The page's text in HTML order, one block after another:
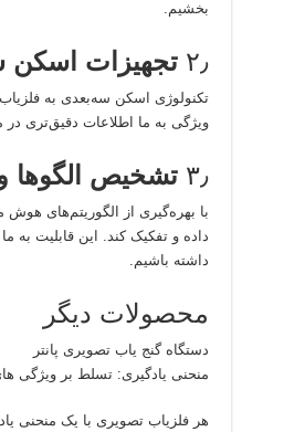
بخشیم.
۲٫ تجهیزات اسکن
تکنولوژی اسکن سه‌بعدی به
ویژگی به ما اطلاعات دقیق‌تری
۳٫ تشخیص الگوها
با بهره‌گیری از الگوریتم‌های
داده و تفکیک کند. این قابلیت به
داشته باشیم.
محصولات دیگر
دستگاه گنج یاب تصویری پانتر
منحنی یادگیری: تسلط بر ویژگی
هر فلزیاب تصویری با یک منحنی